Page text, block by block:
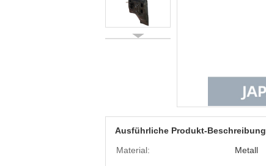
Ausführliche Produkt-Beschreibung
Material:
Metall